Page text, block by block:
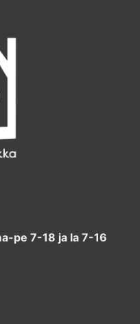
pe 7-18 ja la 7-16